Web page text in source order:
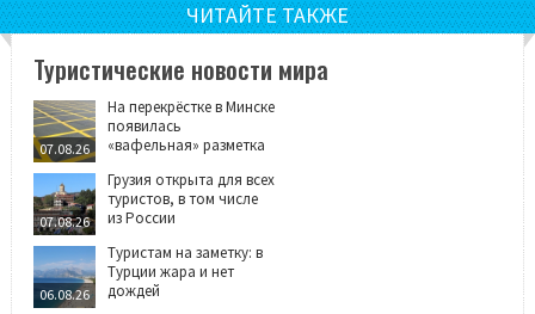
ЧИТАЙТЕ ТАКЖЕ
Туристические новости мира
07.08.26
На перекрёстке в Минске
появилась
«вафельная» разметка
07.08.26
Грузия открыта для всех
туристов, в том числе
из России
06.08.26
Туристам на заметку: в
Турции жара и нет
дождей